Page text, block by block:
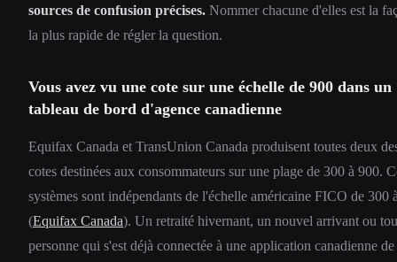
sources de confusion précises. Nommer chacune d'elles est la
la plus rapide de régler la question.
Vous avez vu une cote sur une échelle de 900 dans un
tableau de bord d'agence canadienne
Equifax Canada et TransUnion Canada produisent toutes deux
cotes destinées aux consommateurs sur une plage de 300 à 900.
systèmes sont indépendants de l'échelle américaine FICO de 300
(Equifax Canada). Un retraité hivernant, un nouvel arrivant ou
personne qui s'est déjà connectée à une application canadienne de